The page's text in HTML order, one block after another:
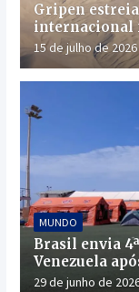
Gripen
internacional
15 de julho de 2026
MUNDO
Brasil envia
Venezuela
29 de junho de